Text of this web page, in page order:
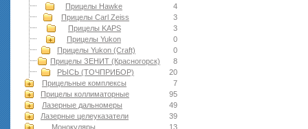
4
Прицелы Hawke
3
Прицелы Carl Zeiss
3
Прицелы KAPS
0
Прицелы Yukon
0
Прицелы Yukon (Craft)
8
Прицелы ЗЕНИТ (Красногорск)
20
РЫСЬ (ТОЧПРИБОР)
7
Прицельные комплексы
95
Прицелы коллиматорные
49
Лазерные дальномеры
39
Лазерные целеуказатели
13
Монокуляры